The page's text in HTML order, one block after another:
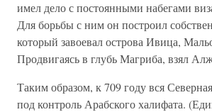
имел дело с постоянными набегами
Для борьбы с ним он построил
который завоевал острова Ивица,
Продвигаясь в глубь Магриба, взял
Таким образом, к 709 году вся
под контроль Арабского халифата.